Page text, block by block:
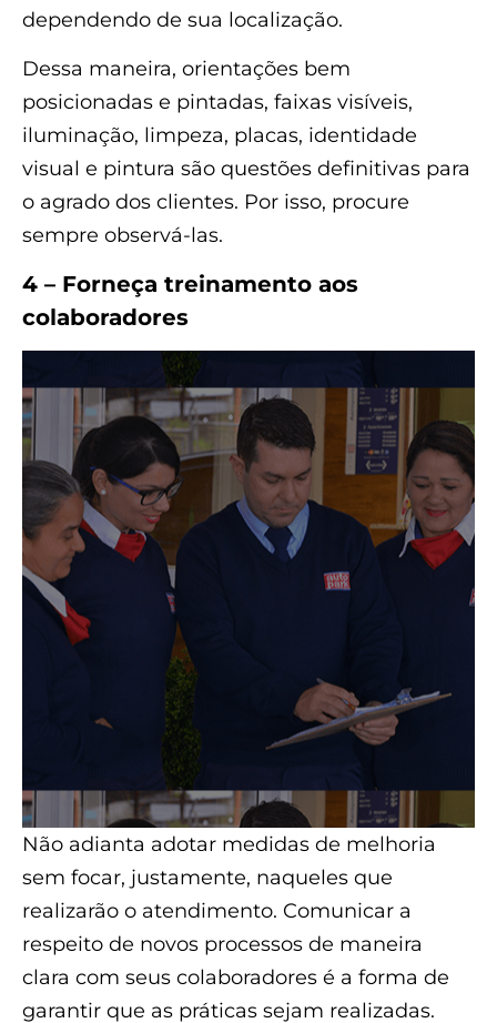
dependendo de sua localização.
Dessa maneira, orientações bem
posicionadas e pintadas, faixas visíveis,
iluminação, limpeza, placas, identidade
visual e pintura são questões definitivas para
o agrado dos clientes. Por isso, procure
sempre observá-las.
4 – Forneça treinamento aos
colaboradores
Não adianta adotar medidas de melhoria
sem focar, justamente, naqueles que
realizarão o atendimento. Comunicar a
respeito de novos processos de maneira
clara com seus colaboradores é a forma de
garantir que as práticas sejam realizadas.